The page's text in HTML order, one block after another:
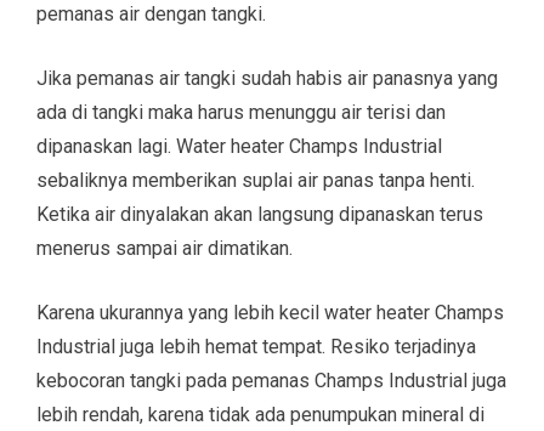
pemanas air dengan tangki.
Jika pemanas air tangki sudah habis air panasnya yang
ada di tangki maka harus menunggu air terisi dan
dipanaskan lagi. Water heater Champs Industrial
sebaliknya memberikan suplai air panas tanpa henti.
Ketika air dinyalakan akan langsung dipanaskan terus
menerus sampai air dimatikan.
Karena ukurannya yang lebih kecil water heater Champs
Industrial juga lebih hemat tempat. Resiko terjadinya
kebocoran tangki pada pemanas Champs Industrial juga
lebih rendah, karena tidak ada penumpukan mineral di